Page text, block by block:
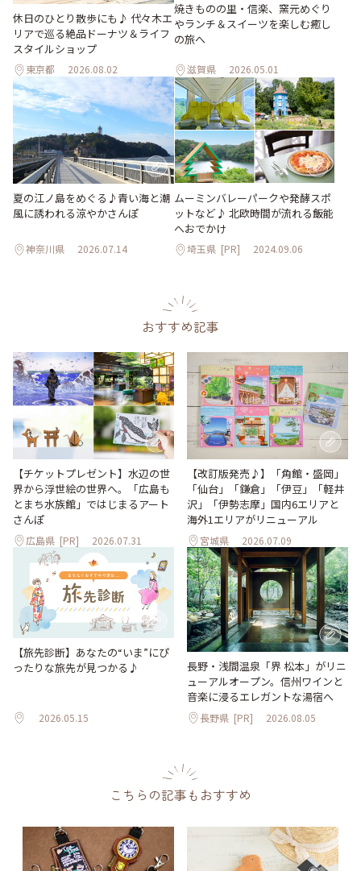
休日のひとり散歩にも♪ 代々木エ
リアで巡る絶品ドーナツ＆ライフ
スタイルショップ
東京都 2026.08.02
焼きものの里・信楽、窯元めぐり
やランチ＆スイーツを楽しむ癒し
の旅へ
滋賀県 2026.05.01
夏の江ノ島をめぐる♪青い海と潮
風に誘われる涼やかさんぽ
神奈川県 2026.07.14
ムーミンバレーパークや発酵スポ
ットなど♪ 北欧時間が流れる飯能
へおでかけ
埼玉県 [PR] 2024.09.06
おすすめ記事
【チケットプレゼント】水辺の世
界から浮世絵の世界へ。「広島も
とまち水族館」ではじまるアート
さんぽ
広島県 [PR] 2026.07.31
【改訂版発売♪】「角館・盛岡」
「仙台」「鎌倉」「伊豆」「軽井
沢」「伊勢志摩」国内6エリアと
海外1エリアがリニューアル
宮城県 2026.07.09
【旅先診断】あなたの“いま”にぴ
ったりな旅先が見つかる♪
2026.05.15
長野・浅間温泉「界 松本」がリニ
ューアルオープン。信州ワインと
音楽に浸るエレガントな湯宿へ
長野県 [PR] 2026.08.05
こちらの記事もおすすめ